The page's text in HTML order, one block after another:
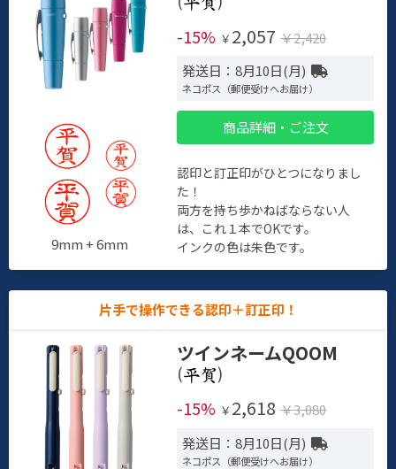
9mm + 6mm
-15% ￥ 2,057 ￥2,420
発送日：8月10日(月)
ネコポス（郵便受けへお届け）
商品詳細・ご注文
認印と訂正印がひとつになりまし
た！
両方を持ち歩かねばならない人
は、これ１本でOKです。
インクの色は朱色です。
片手で操作できる認印＋訂正印！
ツインネームQOOM
(
)
-15% ￥ 2,618 ￥3,080
発送日：8月10日(月)
ネコポス（郵便受けへお届け）